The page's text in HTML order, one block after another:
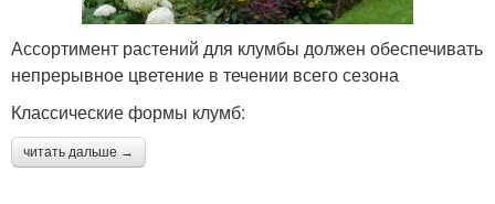
Ассортимент растений для клумбы должен обеспечивать
непрерывное цветение в течении всего сезона
Классические формы клумб:
читать дальше →